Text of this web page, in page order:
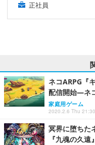
正社員
ネコARPG『
配信開始―ネ
家庭用ゲーム
2020.2.6 Thu 21:30
冥界に堕ちた
『九魂の久遠